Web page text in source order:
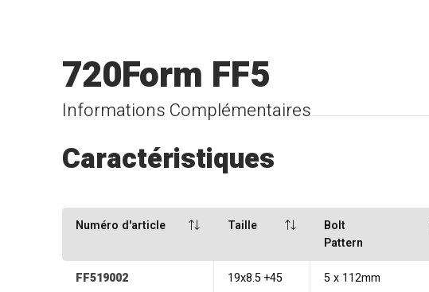
Informations Complémentaires
720Form FF5
Caractéristiques
Numéro d'article Taille
Bolt
Pattern
FF519002 19x8.5 +45 5 x 112mm